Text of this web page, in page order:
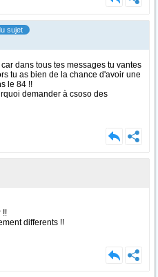
sujet
dans tous tes messages tu vantes
tu as bien de la chance d'avoir une
le 84 !!
demander à csoso des
!!
differents !!